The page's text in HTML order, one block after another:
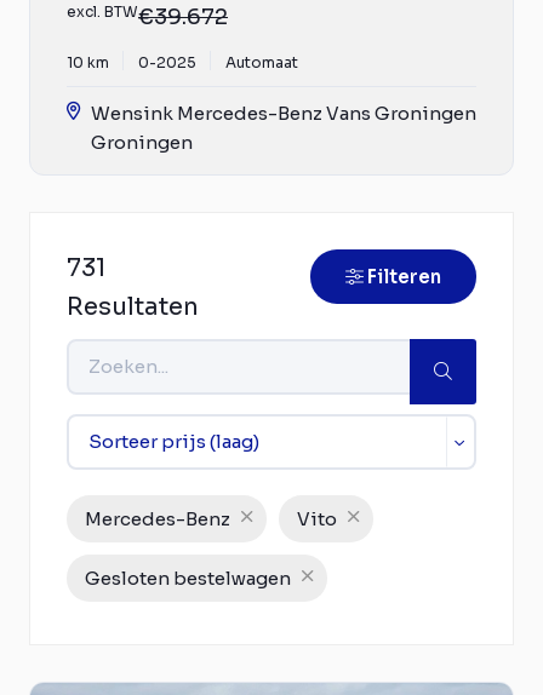
excl. BTW€39.672
10 km 0-2025 Automaat
Wensink Mercedes-Benz Vans Groningen
Groningen
731
Resultaten
Filteren
Mercedes-Benz Vito
Gesloten bestelwagen